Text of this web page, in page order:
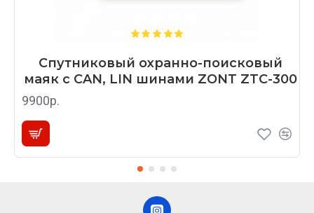
Спутниковый охранно-поисковый
маяк с CAN, LIN шинами ZONT ZTC-300
9900р.